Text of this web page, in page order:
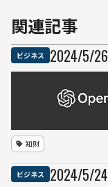
関連記事
ビジネス 2024/5/26
知財
ビジネス 2024/5/24